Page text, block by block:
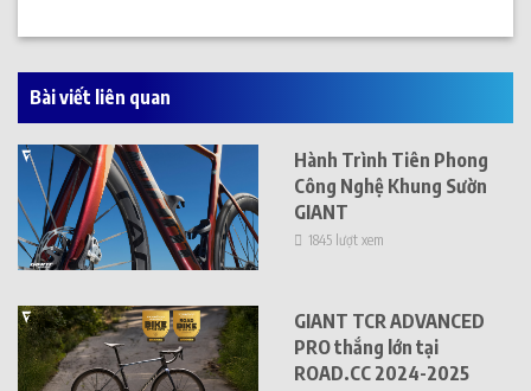
Bài viết liên quan
Hành Trình Tiên Phong
Công Nghệ Khung Sườn
GIANT
1845 lượt xem
GIANT TCR ADVANCED
PRO thắng lớn tại
ROAD.CC 2024-2025